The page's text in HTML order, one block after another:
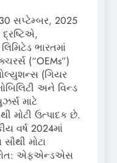
સપ્ટેમ્બર, 2025
ભારતમાં
(“OEMs”)
(ગિયર
અને વિન્ડ
માટે
મોટી ઉત્પાદક છે.
વર્ષ 2024માં
મોટા
એફએન્ડએસ